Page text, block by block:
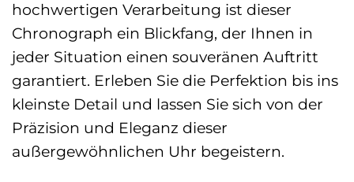
hochwertigen Verarbeitung ist dieser
Chronograph ein Blickfang, der Ihnen in
jeder Situation einen souveränen Auftritt
garantiert. Erleben Sie die Perfektion bis ins
kleinste Detail und lassen Sie sich von der
Präzision und Eleganz dieser
außergewöhnlichen Uhr begeistern.